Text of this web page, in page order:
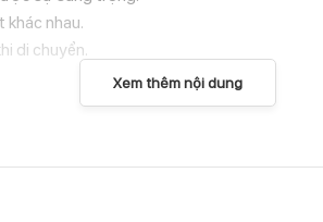
khác nhau.
di chuyển.
và thoải mái khi mang lâu dài.
Xem thêm nội dung